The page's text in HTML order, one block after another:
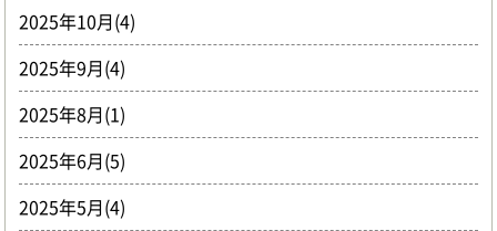
2025年10月(4)
2025年9月(4)
2025年8月(1)
2025年6月(5)
2025年5月(4)